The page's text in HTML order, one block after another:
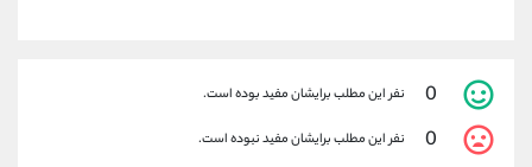
0 نفر این مطلب برایشان مفید بوده است.
0 نفر این مطلب برایشان مفید نبوده است.